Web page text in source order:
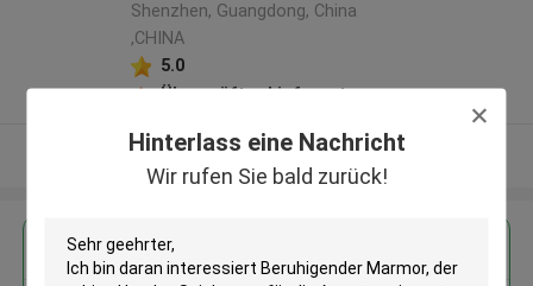
Hinterlass eine Nachricht
Wir rufen Sie bald zurück!
Shenzhen, Guangdong, China
,CHINA
5.0
Überprüfter Lieferant
Sehen Sie mehr an
Erhalten Sie den besten Preis für